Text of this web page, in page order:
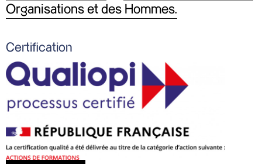
Organisations et des Hommes.
Certification